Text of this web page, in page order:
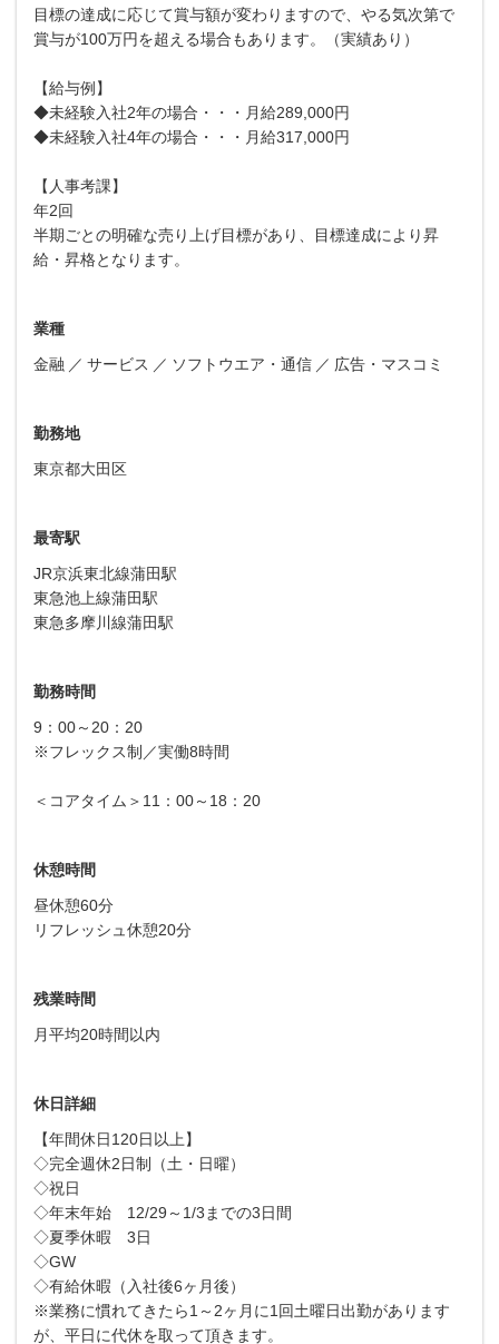
目標の達成に応じて賞与額が変わりますので、やる気次第で
賞与が100万円を超える場合もあります。（実績あり）
【給与例】
◆未経験入社2年の場合・・・月給289,000円
◆未経験入社4年の場合・・・月給317,000円
【人事考課】
年2回
半期ごとの明確な売り上げ目標があり、目標達成により昇
給・昇格となります。
業種
金融
サービス ソフトウエア・通信 広告・マスコミ
勤務地
東京都大田区
最寄駅
JR京浜東北線蒲田駅
東急池上線蒲田駅
東急多摩川線蒲田駅
勤務時間
9：00～20：20
※フレックス制／実働8時間
＜コアタイム＞11：00～18：20
休憩時間
昼休憩60分
リフレッシュ休憩20分
残業時間
月平均20時間以内
休日詳細
【年間休日120日以上】
◇完全週休2日制（土・日曜）
◇祝日
◇年末年始 12/29～1/3までの3日間
◇夏季休暇 3日
◇GW
◇有給休暇（入社後6ヶ月後）
※業務に慣れてきたら1～2ヶ月に1回土曜日出勤があります
が、平日に代休を取って頂きます。